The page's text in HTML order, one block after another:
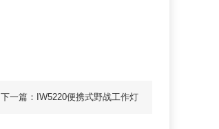
下一篇：IW5220便携式野战工作灯